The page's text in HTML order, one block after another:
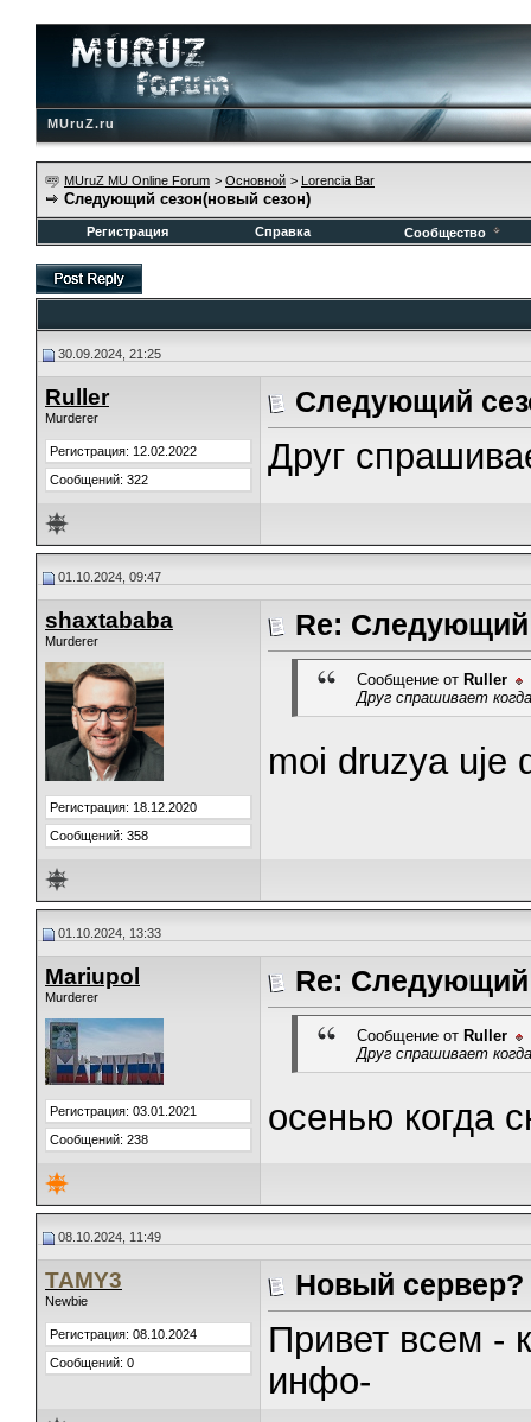
MUruZ.ru
MUruZ MU Online Forum > Основной > Lorencia Bar
Следующий сезон(новый сезон)
Регистрация Справка Сообщество
30.09.2024, 21:25
Ruller
Murderer
Регистрация: 12.02.2022
Сообщений: 322
Следующий
Друг
01.10.2024, 09:47
shaxtababa
Murderer
Регистрация: 18.12.2020
Сообщений: 358
Re: Следующий
Сообщение от Ruller
Друг спрашивает
moi druzya uje
01.10.2024, 13:33
Mariupol
Murderer
Регистрация: 03.01.2021
Сообщений: 238
Re: Следующий
Сообщение от Ruller
Друг спрашивает
осенью когда
08.10.2024, 11:49
TAMY3
Newbie
Регистрация: 08.10.2024
Сообщений: 0
Новый сервер?
Привет всем -
инфо-